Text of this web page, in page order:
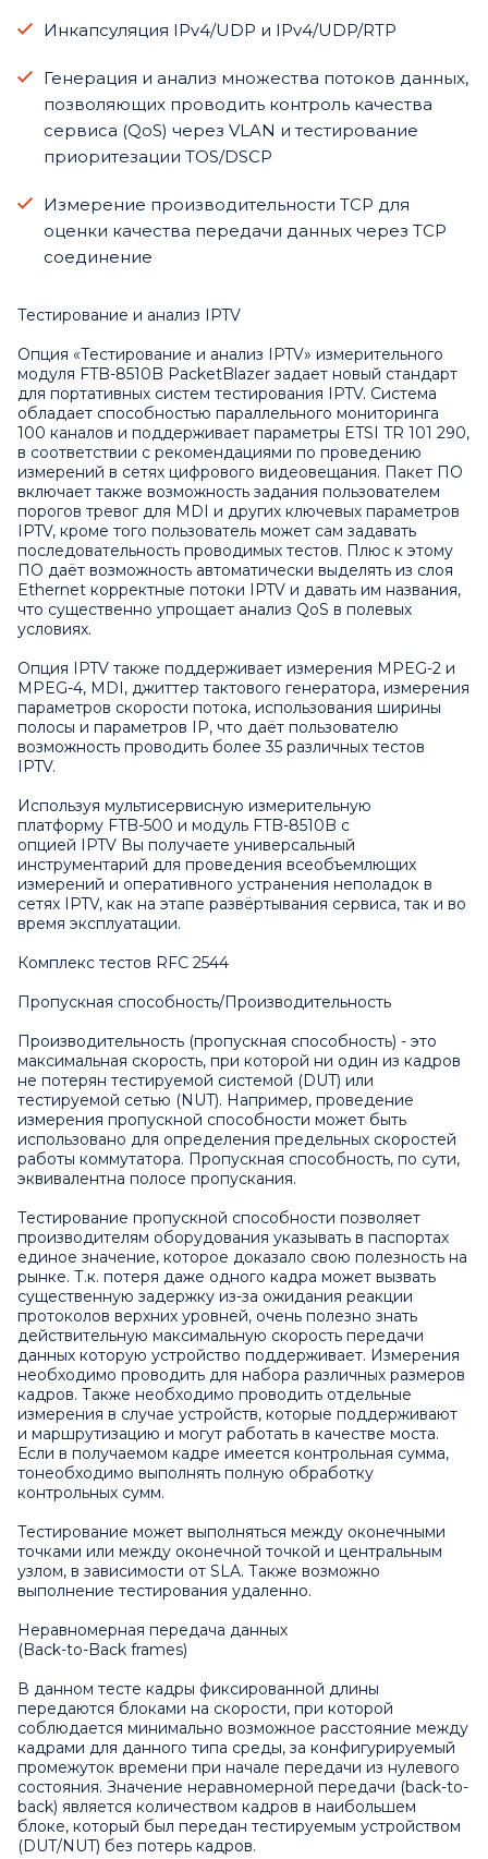
Инкапсуляция IPv4/UDP и IPv4/UDP/RTP
Генерация и анализ множества потоков данных,
позволяющих проводить контроль качества
сервиса (QoS) через VLAN и тестирование
приоритезации TOS/DSCP
Измерение производительности TCP для
оценки качества передачи данных через TCP
соединение
Тестирование и анализ IPTV
Опция «Тестирование и анализ IPTV» измерительного
модуля FTB-8510B PacketBlazer задает новый стандарт
для портативных систем тестирования IPTV. Система
обладает способностью параллельного мониторинга
100 каналов и поддерживает параметры ETSI TR 101 290,
в соответствии с рекомендациями по проведению
измерений в сетях цифрового видеовещания. Пакет ПО
включает также возможность задания пользователем
порогов тревог для MDI и других ключевых параметров
IPTV, кроме того пользователь может сам задавать
последовательность проводимых тестов. Плюс к этому
ПО даёт возможность автоматически выделять из слоя
Ethernet корректные потоки IPTV и давать им названия,
что существенно упрощает анализ QoS в полевых
условиях.
Опция IPTV также поддерживает измерения MPEG-2 и
MPEG-4, MDI, джиттер тактового генератора, измерения
параметров скорости потока, использования ширины
полосы и параметров IP, что даёт пользователю
возможность проводить более 35 различных тестов
IPTV.
Используя мультисервисную измерительную
платформу FTB-500 и модуль FTB-8510B с
опцией IPTV Вы получаете универсальный
инструментарий для проведения всеобъемлющих
измерений и оперативного устранения неполадок в
сетях IPTV, как на этапе развёртывания сервиса, так и во
время эксплуатации.
Комплекс тестов RFC 2544
Пропускная способность/Производительность
Производительность (пропускная способность) - это
максимальная скорость, при которой ни один из кадров
не потерян тестируемой системой (DUT) или
тестируемой сетью (NUT). Например, проведение
измерения пропускной способности может быть
использовано для определения предельных скоростей
работы коммутатора. Пропускная способность, по сути,
эквивалентна полосе пропускания.
Тестирование пропускной способности позволяет
производителям оборудования указывать в паспортах
единое значение, которое доказало свою полезность на
рынке. Т.к. потеря даже одного кадра может вызвать
существенную задержку из-за ожидания реакции
протоколов верхних уровней, очень полезно знать
действительную максимальную скорость передачи
данных которую устройство поддерживает. Измерения
необходимо проводить для набора различных размеров
кадров. Также необходимо проводить отдельные
измерения в случае устройств, которые поддерживают
и маршрутизацию и могут работать в качестве моста.
Если в получаемом кадре имеется контрольная сумма,
тонеобходимо выполнять полную обработку
контрольных сумм.
Тестирование может выполняться между оконечными
точками или между оконечной точкой и центральным
узлом, в зависимости от SLA. Также возможно
выполнение тестирования удаленно.
Неравномерная передача данных
(Back-to-Back frames)
В данном тесте кадры фиксированной длины
передаются блоками на скорости, при которой
соблюдается минимально возможное расстояние между
кадрами для данного типа среды, за конфигурируемый
промежуток времени при начале передачи из нулевого
состояния. Значение неравномерной передачи (back-to-
back) является количеством кадров в наибольшем
блоке, который был передан тестируемым устройством
(DUT/NUT) без потерь кадров.